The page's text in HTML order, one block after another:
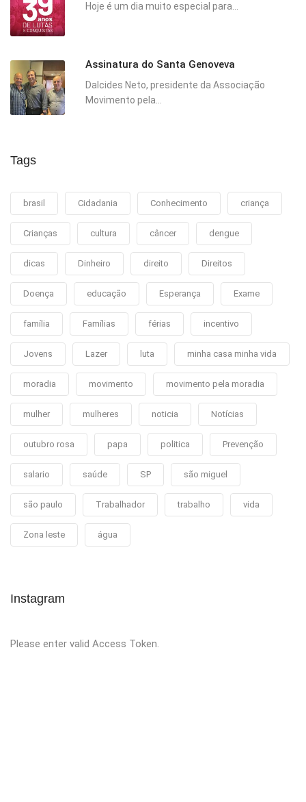
Hoje é um dia muito especial para...
Assinatura do Santa Genoveva
Dalcides Neto, presidente da Associação
Movimento pela...
Tags
brasil Cidadania Conhecimento criança
Crianças cultura câncer dengue
dicas Dinheiro direito Direitos
Doença educação Esperança Exame
família Famílias férias incentivo
Jovens Lazer luta minha casa minha vida
moradia movimento movimento pela moradia
mulher mulheres noticia Notícias
outubro rosa papa politica Prevenção
salario saúde SP são miguel
são paulo Trabalhador trabalho vida
Zona leste água
Instagram
Please enter valid Access Token.